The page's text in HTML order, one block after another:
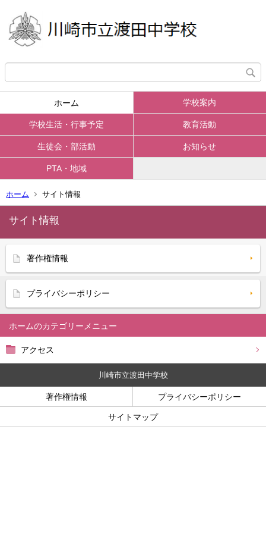
ホーム 学校案内
学校生活・行事予定 教育活動
生徒会・部活動 お知らせ
PTA・地域
ホーム サイト情報
ホーム
アクセス
サイト情報
著作権情報
プライバシーポリシー
川崎市立渡田中学校
著作権情報 プライバシーポリシー
サイトマップ